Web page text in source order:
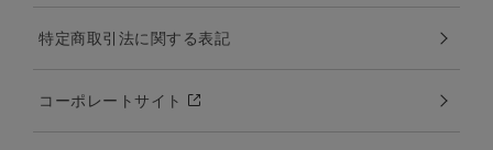
特定商取引法に関する表記
コーポレートサイト